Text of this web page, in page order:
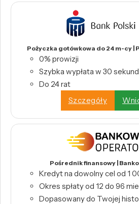
Pożyczka gotówkowa do 24 m-cy |
0% prowizji
Szybka wypłata w 30 sekund
Do 24 rat
Szczegóły
Pośrednik finansowy |
Kredyt na dowolny cel od 1
Okres spłaty od 12 do 96
Dopasowany do Twojej